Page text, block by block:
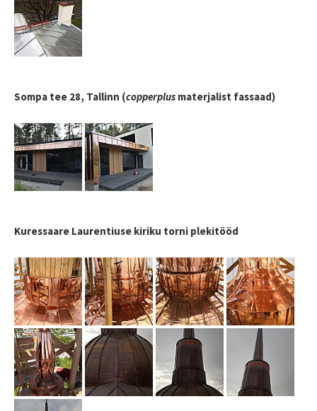
Sompa tee 28, Tallinn (copperplus materjalist fassaad)
Kuressaare Laurentiuse kiriku torni plekitööd